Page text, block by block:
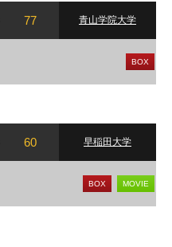
77 青山学院大学
BOX
60 早稲田大学
BOX MOVIE